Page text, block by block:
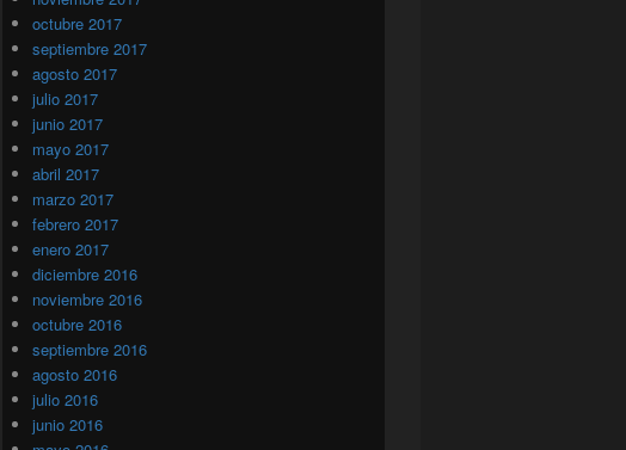
octubre 2017
septiembre 2017
agosto 2017
julio 2017
junio 2017
mayo 2017
abril 2017
marzo 2017
febrero 2017
enero 2017
diciembre 2016
noviembre 2016
octubre 2016
septiembre 2016
agosto 2016
julio 2016
junio 2016